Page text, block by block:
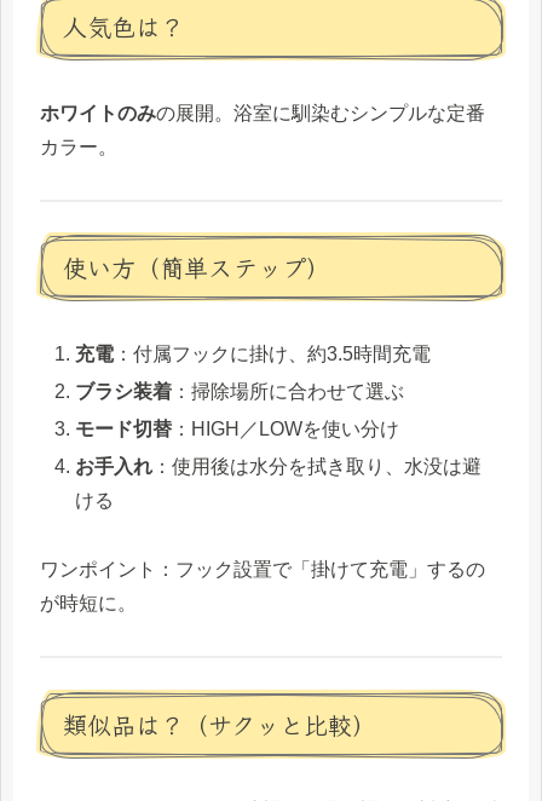
人気色は？
ホワイトのみの展開。浴室に馴染むシンプルな定番
カラー。
使い方（簡単ステップ）
充電：付属フックに掛け、約3.5時間充電
ブラシ装着 ：掃除場所に合わせて選ぶ
モード切替 ：HIGH／LOWを使い分け
お手入れ ：使用後は水分を拭き取り、水没は避
ける
ワンポイント：フック設置で「掛けて充電」するの
が時短に。
類似品は？（サクッと比較）